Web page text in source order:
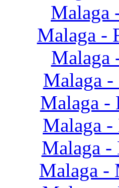
Malaga
Malaga -
Malaga
Malaga
Malaga -
Malaga
Malaga
Malaga -